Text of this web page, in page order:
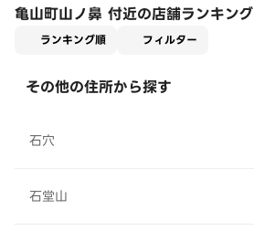
亀山町山ノ鼻 付近の店舗ランキング
ランキング順 フィルター
その他の住所から探す
石穴
石堂山